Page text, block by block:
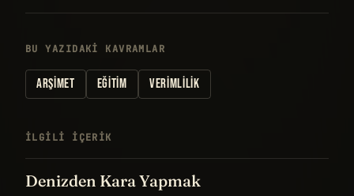
BU YAZIDAKI KAVRAMLAR
ARŞIMET EĞITIM VERIMLILIK
İLGILI IÇERIK
Denizden Kara Yapmak